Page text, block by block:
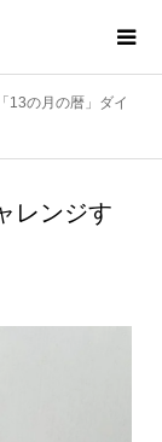
「13の月の暦」ダイ
レンジす